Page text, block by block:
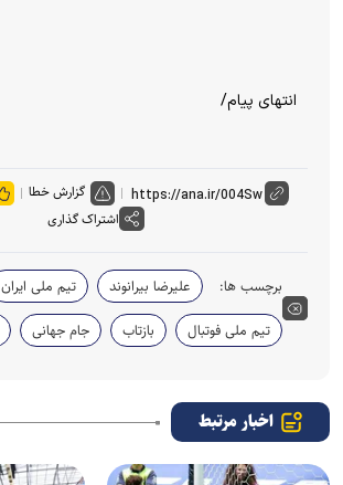
انتهای پیام/
گزارش خطا
اشتراک گذاری
برچسب ها: علیرضا بیرانوند
تیم ملی ایران
تیم ملی فوتبال
بازتاب جام جهانی
اخبار مرتبط